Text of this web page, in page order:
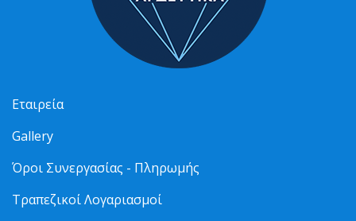
Εταιρεία
Gallery
Όροι Συνεργασίας - Πληρωμής
Τραπεζικοί Λογαριασμοί